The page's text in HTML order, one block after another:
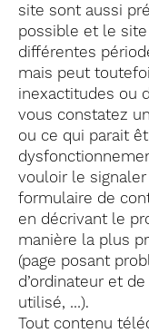
site sont aussi
possible et le
différentes
mais peut
inexactitudes ou
vous constatez
ou ce qui parait
vouloir le
formulaire de
en décrivant le
manière la plus
(page posant
d’ordinateur et
utilisé, …).
Tout contenu